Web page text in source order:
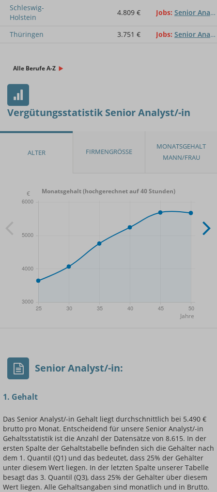
Schleswig-
Holstein
4.809 € Jobs Senior Analyst/-in
Thüringen 3.751 € Jobs Senior Analyst/-in
Alle Berufe A-Z
Vergütungsstatistik Senior Analyst/-in
Monatsgehalt (hochgerechnet auf 40 Stunden)
Einsteigerin / Einsteiger
Senior Analyst/-in:
1. Gehalt
Das Senior Analyst/-in Gehalt liegt durchschnittlich bei 5.490 €
brutto pro Monat. Entscheidend für unsere Senior Analyst/-in
Gehaltsstatistik ist die Anzahl der Datensätze von 8.615. In der
ersten Spalte der Gehaltstabelle befinden sich die Gehälter nach
dem 1. Quantil (Q1) und das bedeutet, dass 25% der Gehälter
unter diesem Wert liegen. In der letzten Spalte unserer Tabelle
besagt das 3. Quantil (Q3), dass 25% der Gehälter über diesem
Wert liegen. Alle Gehaltsangaben sind monatlich und in Brutto.